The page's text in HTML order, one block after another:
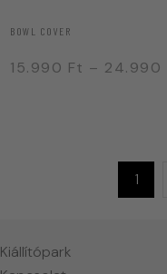
BOWL COVER
15.990 Ft – 24.990
1
Kiállítópark